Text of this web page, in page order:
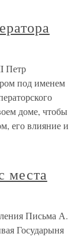
Петр
под именем
доме, чтобы
его влияние и
места
Письма А.
Государыня